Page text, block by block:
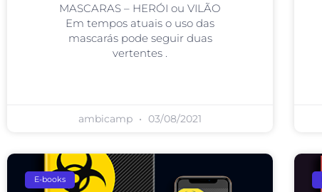
MASCARAS – HERÓI ou VILÃO
Em tempos atuais o uso das
mascarás pode seguir duas
vertentes .
ambicamp 03/08/2021
E-books